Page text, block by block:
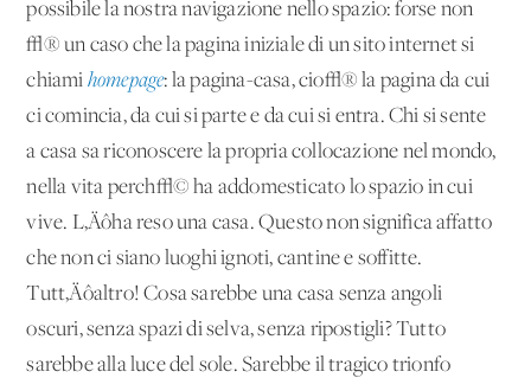
possibile la nostra navigazione nello spazio: forse non
√® un caso che la pagina iniziale di un sito internet si
chiami homepage: la pagina-casa, cio√® la pagina da cui
ci comincia, da cui si parte e da cui si entra. Chi si sente
a casa sa riconoscere la propria collocazione nel mondo,
nella vita perch√© ha addomesticato lo spazio in cui
vive. L‚Äôha reso una casa. Questo non significa affatto
che non ci siano luoghi ignoti, cantine e soffitte.
Tutt‚Äôaltro! Cosa sarebbe una casa senza angoli
oscuri, senza spazi di selva, senza ripostigli? Tutto
sarebbe alla luce del sole. Sarebbe il tragico trionfo